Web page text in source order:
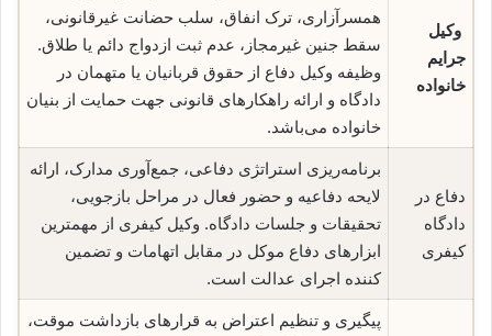
وکیل
جرایم
خانواده
همسرآزاری، ترک انفاق، سلب حضانت غیرقانونی،
سقط جنین غیرمجاز، عدم ثبت ازدواج دائم یا طلاق.
وظیفه وکیل دفاع از حقوق قربانیان یا متهمان در
دادگاه و ارائه راهکارهای قانونی جهت حمایت از بنیان
خانواده می‌باشد.
دفاع در
دادگاه
کیفری
برنامه‌ریزی استراتژی دفاعی، جمع‌آوری مدارک، ارائه
لایحه دفاعیه و حضور فعال در مراحل بازجویی،
تحقیقات و جلسات دادگاه. وکیل کیفری از مهمترین
ابزارهای دفاع موکل در مقابل اتهامات و تضمین
کننده اجرای عدالت است.
پیگیری و تنظیم اعتراض به قرارهای بازداشت موقت،